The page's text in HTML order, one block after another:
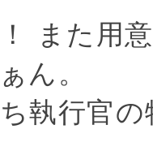
また用
ん。
執行官